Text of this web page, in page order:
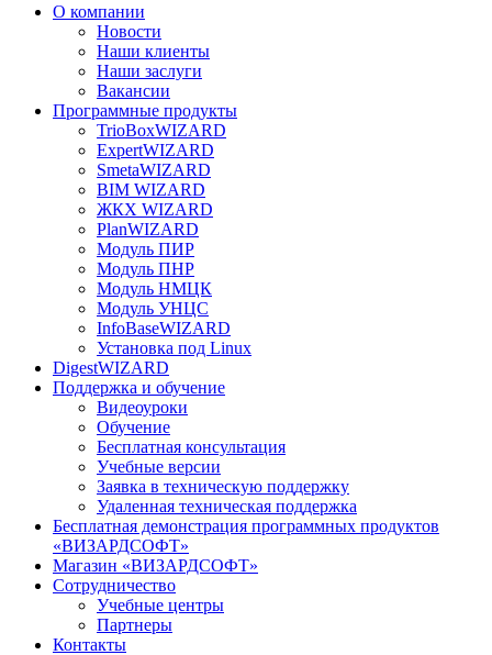
О компании
Новости
Наши клиенты
Наши заслуги
Вакансии
Программные продукты
TrioBoxWIZARD
ExpertWIZARD
SmetaWIZARD
BIM WIZARD
ЖКХ WIZARD
PlanWIZARD
Модуль ПИР
Модуль ПНР
Модуль НМЦК
Модуль УНЦС
InfoBaseWIZARD
Установка под Linux
DigestWIZARD
Поддержка и обучение
Видеоуроки
Обучение
Бесплатная консультация
Учебные версии
Заявка в техническую поддержку
Удаленная техническая поддержка
Бесплатная демонстрация программных продуктов
«ВИЗАРДСОФТ»
Магазин «ВИЗАРДСОФТ»
Сотрудничество
Учебные центры
Партнеры
Контакты